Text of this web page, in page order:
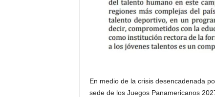
En medio de la crisis desencadenada
sede de los Juegos Panamericanos